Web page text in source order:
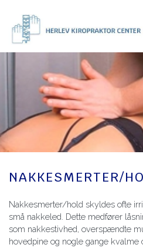
hovedindhold
NAKKESMERTER/
Nakkesmerter/hold skyldes ofte
små nakkeled. Dette medfører
som nakkestivhed, overspændte
hovedpine og nogle gange